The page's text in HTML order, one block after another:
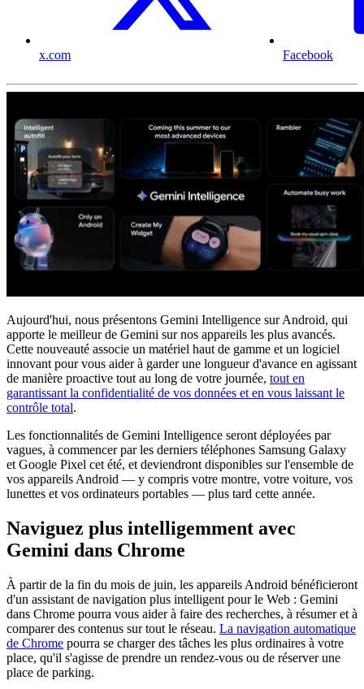
x.com Facebook
Aujourd'hui, nous présentons Gemini Intelligence sur Android, qui
apporte le meilleur de Gemini sur nos appareils les plus avancés.
Cette nouveauté associe un matériel haut de gamme et un logiciel
innovant pour vous aider à garder une longueur d'avance en agissant
de manière proactive tout au long de votre journée, tout en
garantissant la confidentialité de vos données et en vous laissant le
contrôle total.
Les fonctionnalités de Gemini Intelligence seront déployées par
vagues, à commencer par les derniers téléphones Samsung Galaxy
et Google Pixel cet été, et deviendront disponibles sur l'ensemble de
vos appareils Android — y compris votre montre, votre voiture, vos
lunettes et vos ordinateurs portables — plus tard cette année.
Naviguez plus intelligemment avec
Gemini dans Chrome
À partir de la fin du mois de juin, les appareils Android bénéficieront
d'un assistant de navigation plus intelligent pour le Web : Gemini
dans Chrome pourra vous aider à faire des recherches, à résumer et à
comparer des contenus sur tout le réseau. La navigation automatique
de Chrome pourra se charger des tâches les plus ordinaires à votre
place, qu'il s'agisse de prendre un rendez-vous ou de réserver une
place de parking.